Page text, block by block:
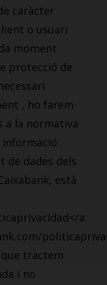
caràcter
o usuari
moment
protecció de
, ho farem
a la normativa
informació
de dades dels
està
a
tractem
i no